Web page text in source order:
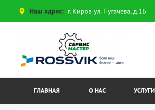
place Наш адрес: г. Киров ул. Пугачева, д.1Б
ГЛАВНАЯ О НАС УСЛУГИ